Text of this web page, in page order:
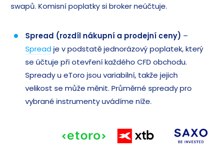
swapů. Komisní poplatky si broker neúčtuje.
Spread (rozdíl nákupní a prodejní ceny) –
Spreadje v podstatě jednorázový poplatek, který
se účtuje při otevření každého CFD obchodu.
Spready u eToro jsou variabilní, takže jejich
velikost se může měnit. Průměrné spready pro
vybrané instrumenty uvádíme níže.